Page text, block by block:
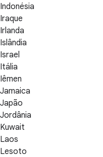
Indonésia
Iraque
Irlanda
Islândia
Israel
Itália
Iêmen
Jamaica
Japão
Jordânia
Kuwait
Laos
Lesoto